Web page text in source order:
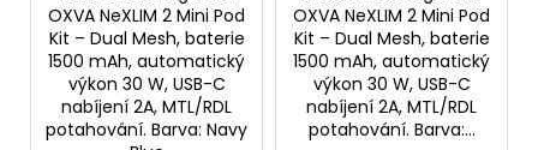
OXVA NeXLIM 2 Mini Pod
Kit – Dual Mesh, baterie
1500 mAh, automatický
výkon 30 W, USB-C
nabíjení 2A, MTL/RDL
potahování. Barva: Navy
OXVA NeXLIM 2 Mini Pod
Kit – Dual Mesh, baterie
1500 mAh, automatický
výkon 30 W, USB-C
nabíjení 2A, MTL/RDL
potahování. Barva:...